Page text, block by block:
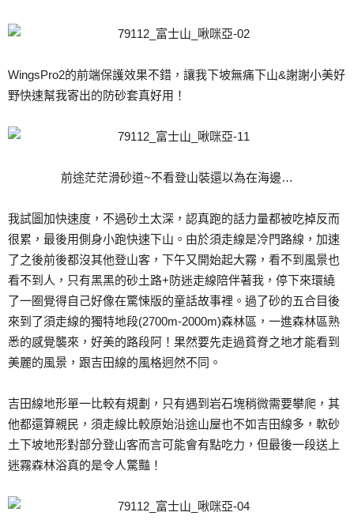
WingsPro2的前端保護效果不錯，讓我下坡無痛下山&謝謝小美好
野快速幫我寄出的防砂套真好用！
前途茫茫滑砂道~不看登山裝還以為在海邊…
我試圖加快速度，不過砂土太深，認真跑的話力量都被吃掉反而
很累，最後用側身小跑快速下山。由於須走線是冷門路線，加速
了之後前後都沒其他登山客，下午又開始起大霧，看不到風景也
看不到人，只有黑黑的砂土路+防迷走線陪伴著我，停下來環繞
了一圈覺得自己好像在驚悚版的童話故事裡。過了砂的五合目後
來到了須走線的獨特地段(2700m-2000m)森林區，一進森林區熟
悉的感覺襲來，好美的路段阿！果然要先走過貧脊之地才能看到
美麗的風景，跟吉田線的風格迥然不同。
吉田線地形單一比較有規劃，只有遇到岩石塊稍微需要攀爬，其
他都還算親民，須走線比較原始沿途山屋也不如吉田線多，軟砂
土下坡地形對部分登山客而言可能會有點吃力，但最後一段送上
迷霧森林浴真的是令人驚豔！